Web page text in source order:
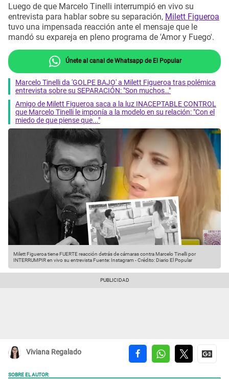
Luego de que Marcelo Tinelli interrumpió en vivo su
entrevista para hablar sobre su separación, Milett Figueroa
tuvo una impensada reacción ante el mensaje que le
mandó su expareja en pleno programa de 'Amor y Fuego'.
Únete al canal de Whatsapp de El Popular
Marcelo Tinelli da 'GOLPE BAJO' a Milett Figueroa tras polémica
entrevista sobre su SEPARACIÓN: "Son muchos…"
Amigo de Milett Figueroa saca a la luz INACEPTABLE CONTROL
que Marcelo Tinelli le imponía a la modelo en su relación: "Con el
miedo de que piense que..."
Milett Figueroa tiene FUERTE reacción detrás de cámaras contra Marcelo Tinelli por
INTERRUMPIR en vivo su entrevistaFuente: Instagram -Crédito: Diario El Popular
Viviana Regalado
SOBRE EL AUTOR: